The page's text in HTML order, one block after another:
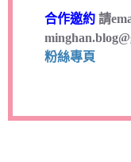
合作邀約 請
粉絲專頁